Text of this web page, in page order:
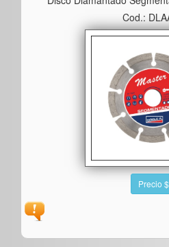
Cod.:
Precio $